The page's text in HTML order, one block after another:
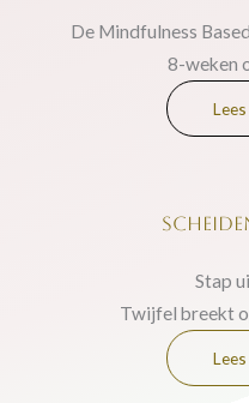
De Mindfulness
8-weken
Stap
Twijfel breekt